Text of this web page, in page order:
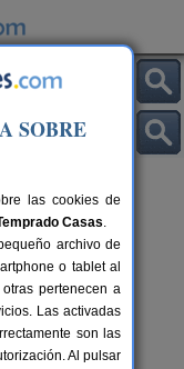
SOBRE
las cookies de
Casas.
archivo de
o tablet al
pertenecen a
Las activadas
son las
Al pulsar